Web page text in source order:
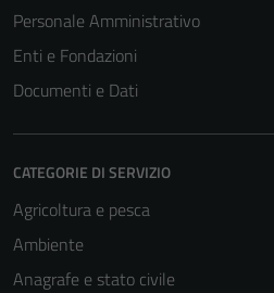
Personale Amministrativo
Enti e Fondazioni
Documenti e Dati
CATEGORIE DI SERVIZIO
Agricoltura e pesca
Ambiente
Anagrafe e stato civile